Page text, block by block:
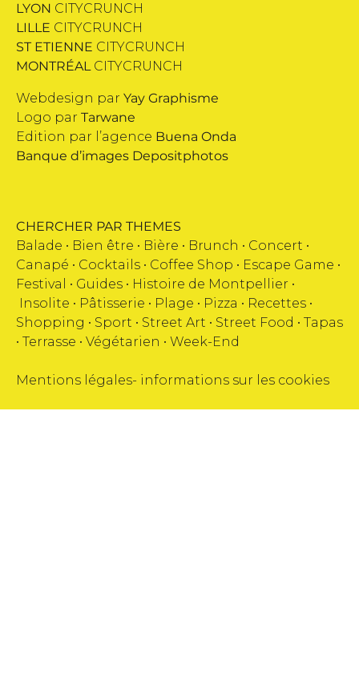
LYON CITYCRUNCH
LILLE CITYCRUNCH
ST ETIENNE CITYCRUNCH
MONTRÉALCITYCRUNCH
Webdesign par Yay Graphisme
Logo par Tarwane
Edition par l’agence Buena Onda
Banque d’images Depositphotos
CHERCHER PAR THEMES
Balade • Bien être • Bière • Brunch • Concert •
Canapé • Cocktails • Coffee Shop • Escape Game •
Festival
• Guides • Histoire de Montpellier •
Insolite • Pâtisserie • Plage • Pizza • Recettes •
Shopping • Sport • Street Art • Street Food • Tapas
• Terrasse • Végétarien • Week-End
Mentions légales- informations sur les cookies